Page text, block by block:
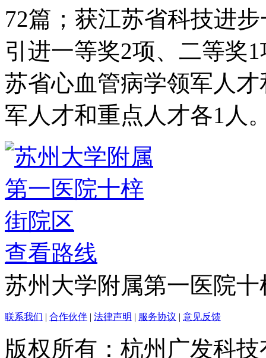
72篇；获江苏省科技进
引进一等奖2项、二等奖
苏省心血管病学领军人
军人才和重点人才各1人
查看路线
苏州大学附属第一医院
联系我们 | 合作伙伴 | 法律声明 | 服务协议 | 意见反馈
版权所有：杭州广发科